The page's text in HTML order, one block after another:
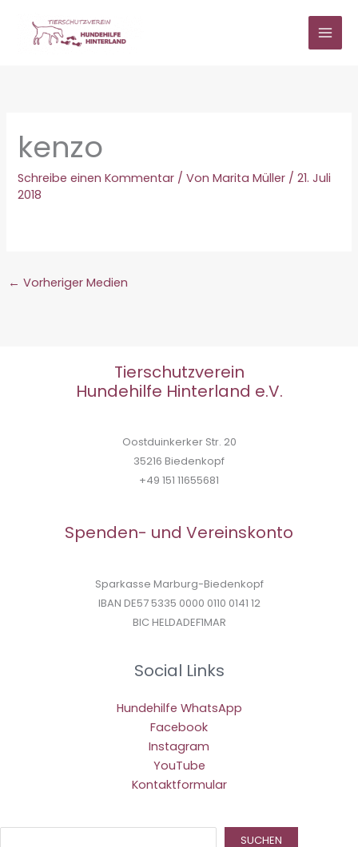
springen
kenzo
Schreibe einen Kommentar / VonMarita Müller /21. Juli
2018
← Vorheriger Medien
Tierschutzverein
Hundehilfe Hinterland e.V.
Oostduinkerker Str. 20
35216 Biedenkopf
+49 151 11655681
Spenden- und Vereinskonto
Sparkasse Marburg-Biedenkopf
IBAN DE57 5335 0000 0110 0141 12
BIC HELDADEF1MAR
Social Links
Hundehilfe WhatsApp
Facebook
Instagram
YouTube
Kontaktformular
SUCHEN